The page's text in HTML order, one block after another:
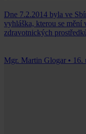
Dne 7.2.2014 byla ve
vyhláška, kterou se mění
zdravotnických
Mgr. Martin Glogar • 16.